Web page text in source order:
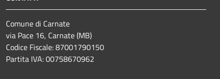
Comune di Carnate
via Pace 16, Carnate (MB)
Codice Fiscale: 87001790150
Partita IVA: 00758670962